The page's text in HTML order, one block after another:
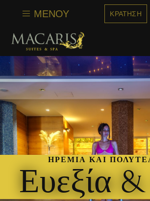
περιεχόμενο
ΜΕΝΟΎ ΚΡΆΤΗΣΗ
ΗΡΕΜΊΑ ΚΑΙ
Ευεξία